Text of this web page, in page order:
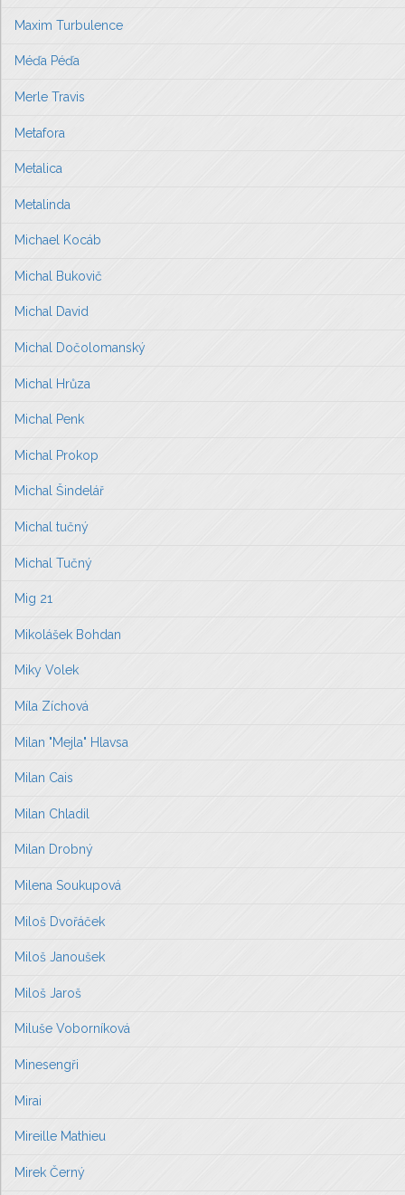
Maxim Turbulence
Méďa Péďa
Merle Travis
Metafora
Metalica
Metalinda
Michael Kocáb
Michal Bukovič
Michal David
Michal Dočolomanský
Michal Hrůza
Michal Penk
Michal Prokop
Michal Šindelář
Michal tučný
Michal Tučný
Mig 21
Mikolášek Bohdan
Miky Volek
Míla Zíchová
Milan "Mejla" Hlavsa
Milan Cais
Milan Chladil
Milan Drobný
Milena Soukupová
Miloš Dvořáček
Miloš Janoušek
Miloš Jaroš
Miluše Voborníková
Minesengři
Mirai
Mireille Mathieu
Mirek Černý